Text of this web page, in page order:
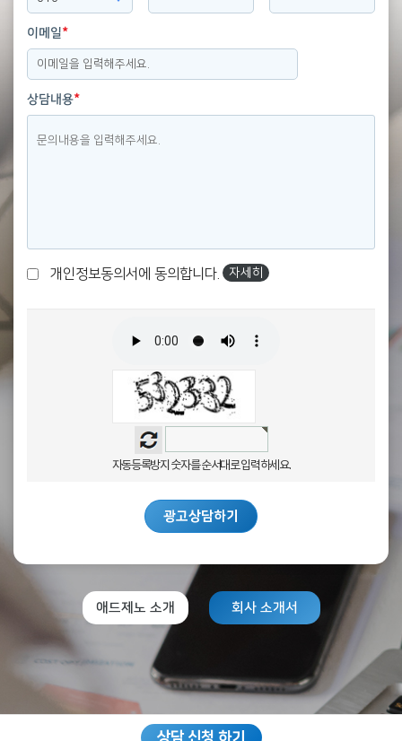
이메일*
상담내용*
개인정보동의서에 동의합니다. 자세히
자동등록방지 숫자를 순서대로 입력하세요.
광고상담하기
애드제노 소개 회사 소개서
상담 신청 하기